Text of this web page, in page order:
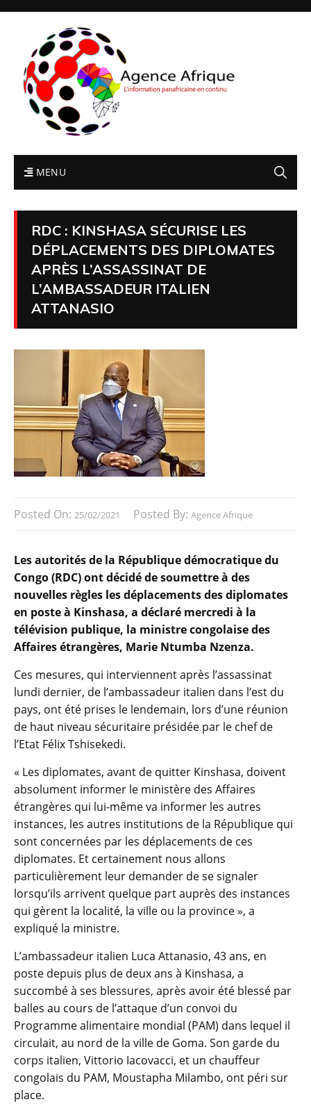
MENU
RDC : KINSHASA SÉCURISE LES
DÉPLACEMENTS DES DIPLOMATES
APRÈS L’ASSASSINAT DE
L’AMBASSADEUR ITALIEN
ATTANASIO
Posted On: 25/02/2021 Posted By: Agence Afrique
Les autorités de la République démocratique du
Congo (RDC) ont décidé de soumettre à des
nouvelles règles les déplacements des diplomates
en poste à Kinshasa, a déclaré mercredi à la
télévision publique, la ministre congolaise des
Affaires étrangères, Marie Ntumba Nzenza.
Ces mesures, qui interviennent après l’assassinat
lundi dernier, de l’ambassadeur italien dans l’est du
pays, ont été prises le lendemain, lors d’une réunion
de haut niveau sécuritaire présidée par le chef de
l’Etat Félix Tshisekedi.
« Les diplomates, avant de quitter Kinshasa, doivent
absolument informer le ministère des Affaires
étrangères qui lui-même va informer les autres
instances, les autres institutions de la République qui
sont concernées par les déplacements de ces
diplomates. Et certainement nous allons
particulièrement leur demander de se signaler
lorsqu’ils arrivent quelque part auprès des instances
qui gèrent la localité, la ville ou la province », a
expliqué la ministre.
L’ambassadeur italien Luca Attanasio, 43 ans, en
poste depuis plus de deux ans à Kinshasa, a
succombé à ses blessures, après avoir été blessé par
balles au cours de l’attaque d’un convoi du
Programme alimentaire mondial (PAM) dans lequel il
circulait, au nord de la ville de Goma. Son garde du
corps italien, Vittorio Iacovacci, et un chauffeur
congolais du PAM, Moustapha Milambo, ont péri sur
place.